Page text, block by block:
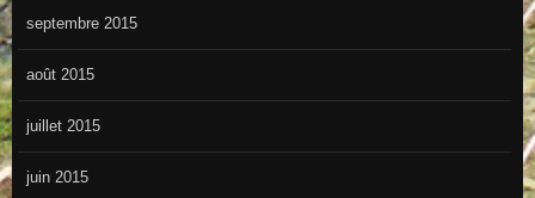
septembre 2015
août 2015
juillet 2015
juin 2015